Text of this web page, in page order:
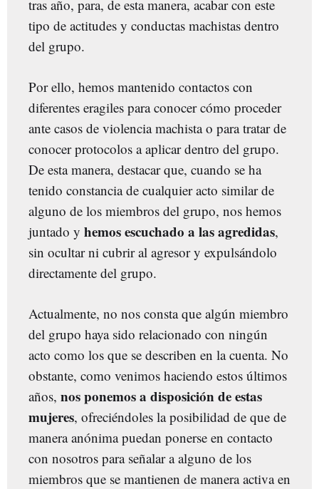
tras año, para, de esta manera, acabar con este
tipo de actitudes y conductas machistas dentro
del grupo.
Por ello, hemos mantenido contactos con
diferentes eragiles para conocer cómo proceder
ante casos de violencia machista o para tratar de
conocer protocolos a aplicar dentro del grupo.
De esta manera, destacar que, cuando se ha
tenido constancia de cualquier acto similar de
alguno de los miembros del grupo, nos hemos
juntado y hemos escuchado a las agredidas,
sin ocultar ni cubrir al agresor y expulsándolo
directamente del grupo.
Actualmente, no nos consta que algún miembro
del grupo haya sido relacionado con ningún
acto como los que se describen en la cuenta. No
obstante, como venimos haciendo estos últimos
años, nos ponemos a disposición de estas
mujeres, ofreciéndoles la posibilidad de que de
manera anónima puedan ponerse en contacto
con nosotros para señalar a alguno de los
miembros que se mantienen de manera activa en